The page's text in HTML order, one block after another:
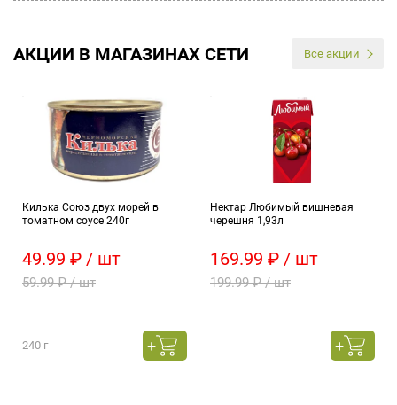
АКЦИИ В МАГАЗИНАХ СЕТИ Все акции
Килька Союз двух морей в
томатном соусе 240г
49.99 ₽ / шт
59.99 ₽ / шт
240 г
Нектар Любимый вишневая
черешня 1,93л
169.99 ₽ / шт
199.99 ₽ / шт